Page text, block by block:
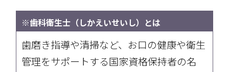
※歯科衛生士（しかえいせいし）とは
歯磨き指導や清掃など、お口の健康や衛生
管理をサポートする国家資格保持者の名